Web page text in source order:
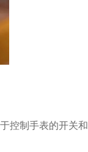
制手表的开关